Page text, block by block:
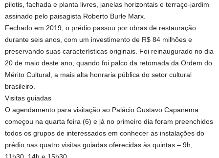
pilotis, fachada e planta livres, janelas horizontais e terraço-jardim
assinado pelo paisagista Roberto Burle Marx.
Fechado em 2019, o prédio passou por obras de restauração
durante seis anos, com um investimento de R$ 84 milhões e
preservando suas características originais. Foi reinaugurado no dia
20 de maio deste ano, quando foi palco da retomada da Ordem do
Mérito Cultural, a mais alta honraria pública do setor cultural
brasileiro.
Visitas guiadas
O agendamento para visitação ao Palácio Gustavo Capanema
começou na quarta feira (6) e já no primeiro dia foram preenchidos
todos os grupos de interessados em conhecer as instalações do
prédio nas quatro visitas guiadas oferecidas às quintas – 9h,